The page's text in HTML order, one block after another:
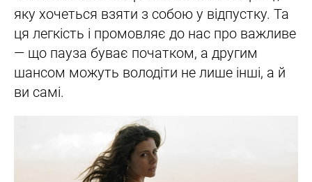
яку хочеться взяти з собою у відпустку. Та
ця легкість і промовляє до нас про важливе
— що пауза буває початком, а другим
шансом можуть володіти не лише інші, а й
ви самі.